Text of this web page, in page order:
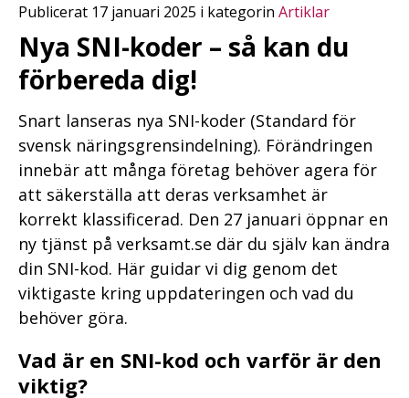
Publicerat 17 januari 2025 i kategorin Artiklar
Nya SNI-koder – så kan du
förbereda dig!
Snart lanseras nya SNI-koder (Standard för
svensk näringsgrensindelning). Förändringen
innebär att många företag behöver agera för
att säkerställa att deras verksamhet är
korrekt klassificerad. Den 27 januari öppnar en
ny tjänst på verksamt.se där du själv kan ändra
din SNI-kod. Här guidar vi dig genom det
viktigaste kring uppdateringen och vad du
behöver göra.
Vad är en SNI-kod och varför är den
viktig?